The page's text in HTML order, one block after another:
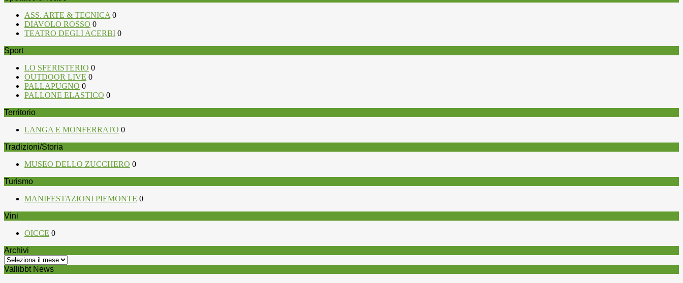
ASS. ARTE & TECNICA 0
DIAVOLO ROSSO 0
TEATRO DEGLI ACERBI 0
Sport
LO SFERISTERIO 0
OUTDOOR LIVE 0
PALLAPUGNO 0
PALLONE ELASTICO 0
Territorio
LANGA E MONFERRATO 0
Tradizioni/Storia
MUSEO DELLO ZUCCHERO 0
Turismo
MANIFESTAZIONI PIEMONTE 0
Vini
OICCE 0
Archivi
Archivi
Vallibbt News